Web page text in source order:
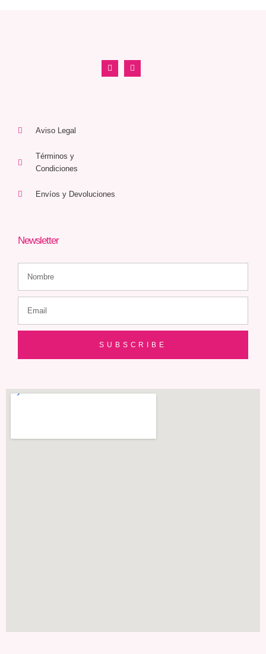
Aviso Legal
Términos y
Condiciones
Envíos y Devoluciones
Newsletter
SUBSCRIBE